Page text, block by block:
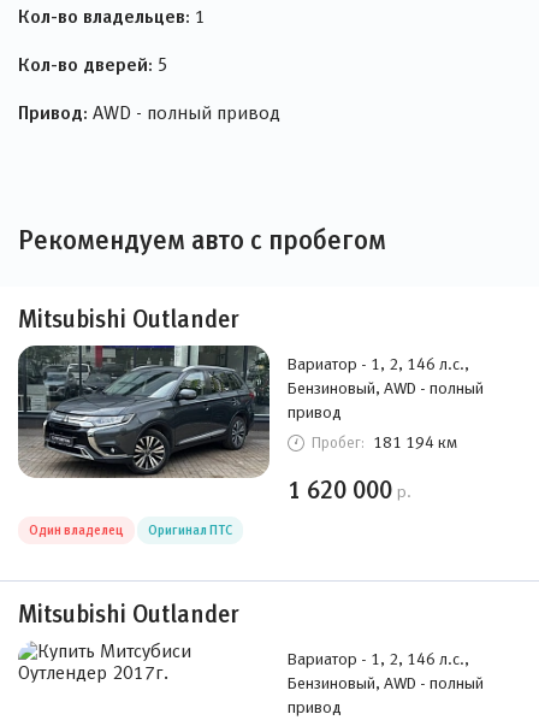
Кол-во владельцев: 1
Кол-во дверей: 5
Привод: AWD - полный привод
Рекомендуем авто с пробегом
Mitsubishi Outlander
Вариатор - 1, 2, 146 л.с.,
Бензиновый, AWD - полный
привод
Пробег: 181 194 км
1 620 000 р.
Один владелец Оригинал ПТС
Mitsubishi Outlander
Вариатор - 1, 2, 146 л.с.,
Бензиновый, AWD - полный
привод